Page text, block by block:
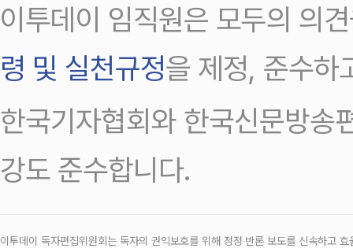
이투데이 임직원은 모두의 의
령 및 실천규정을 제정, 준수하
한국기자협회와 한국신문방송
강도 준수합니다.
이투데이 독자편집위원회는 독자의 권익보호를 위해 정정‧반론 보도를 신속하고